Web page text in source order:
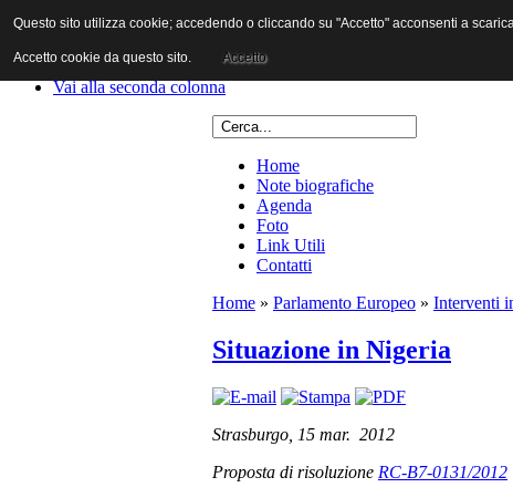
Vai al contenuto
Vai alla prima colonna
Vai alla seconda colonna
Home
Note biografiche
Agenda
Foto
Link Utili
Contatti
Home » Parlamento Europeo » Interventi
Situazione in Nigeria
Strasburgo, 15 mar. 2012
Proposta di risoluzione RC-B7-0131/2012
Questo sito utilizza cookie; accedendo o cliccando su "Accetto" acconsenti a
Accetto cookie da questo sito. Accetto